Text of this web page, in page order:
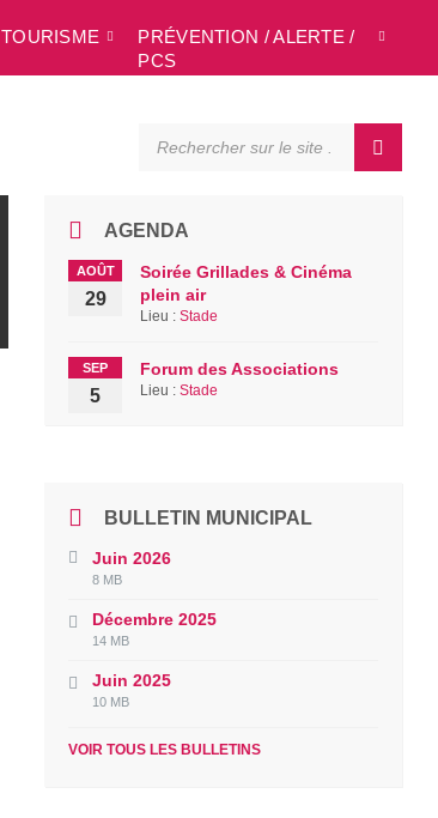
TOURISME
PRÉVENTION / ALERTE /
PCS
AGENDA
AOÛT
29
Soirée Grillades & Cinéma
plein air
Lieu :Stade
SEP
5
Forum des Associations
Lieu :Stade
BULLETIN MUNICIPAL
Juin 2026
File
pdf
File
8 MB
Décembre 2025
File
pdf
File
14 MB
Juin 2025
File
pdf
File
10 MB
VOIR TOUS LES BULLETINS